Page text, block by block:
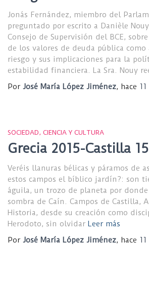
Jonás Fernández, miembro del
preguntado por escrito a Danièle
Consejo de Supervisión del BCE,
de los valores de deuda pública
riesgo y sus implicaciones para la
estabilidad financiera. La Sra. Nouy
Por José María López Jiménez, hace
SOCIEDAD, CIENCIA Y CULTURA
Grecia 2015-Castilla
Veréis llanuras bélicas y páramos de
estos campos el bíblico jardín?: son
águila, un trozo de planeta por
sombra de Caín. Campos de Castilla,
Historia, desde su creación como
Herodoto, sin olvidar Leer más
Por José María López Jiménez, hace